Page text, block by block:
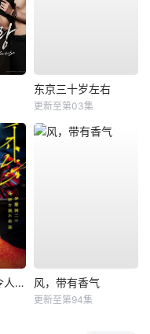
东京三十岁左右
更新至第03集
怪奇-伊藤润二令人彻夜难眠的奇异故事－ 风，带有香气
更新至第94集